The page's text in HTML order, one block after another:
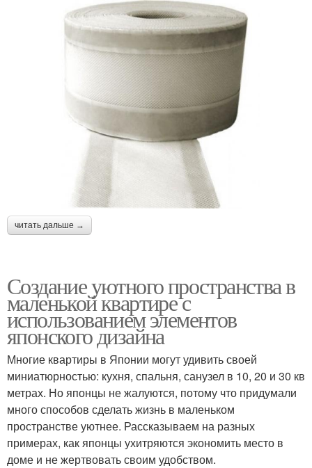
читать дальше →
Создание уютного пространства в
маленькой квартире с
использованием элементов
японского дизайна
Многие квартиры в Японии могут удивить своей
миниатюрностью: кухня, спальня, санузел в 10, 20 и 30 кв
метрах. Но японцы не жалуются, потому что придумали
много способов сделать жизнь в маленьком
пространстве уютнее. Рассказываем на разных
примерах, как японцы ухитряются экономить место в
доме и не жертвовать своим удобством.